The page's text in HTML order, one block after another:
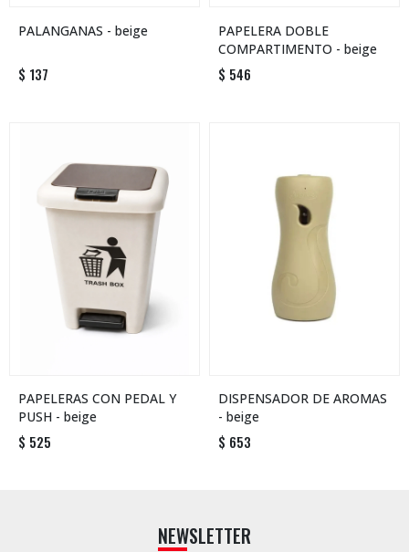
PALANGANAS - beige
$ 137
PAPELERA DOBLE
COMPARTIMENTO - beige
$ 546
PAPELERAS CON PEDAL Y
PUSH - beige
$ 525
DISPENSADOR DE AROMAS
- beige
$ 653
NEWSLETTER